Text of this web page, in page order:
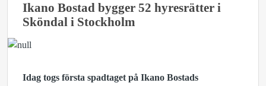
Ikano Bostad bygger 52 hyresrätter i
Sköndal i Stockholm
Idag togs första spadtaget på Ikano Bostads